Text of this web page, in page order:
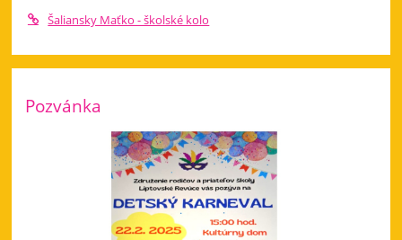
Šaliansky Maťko - školské kolo
Pozvánka